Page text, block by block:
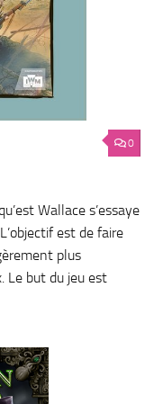
0
Wallace s’essaye
est de faire
plus
Le but du jeu est